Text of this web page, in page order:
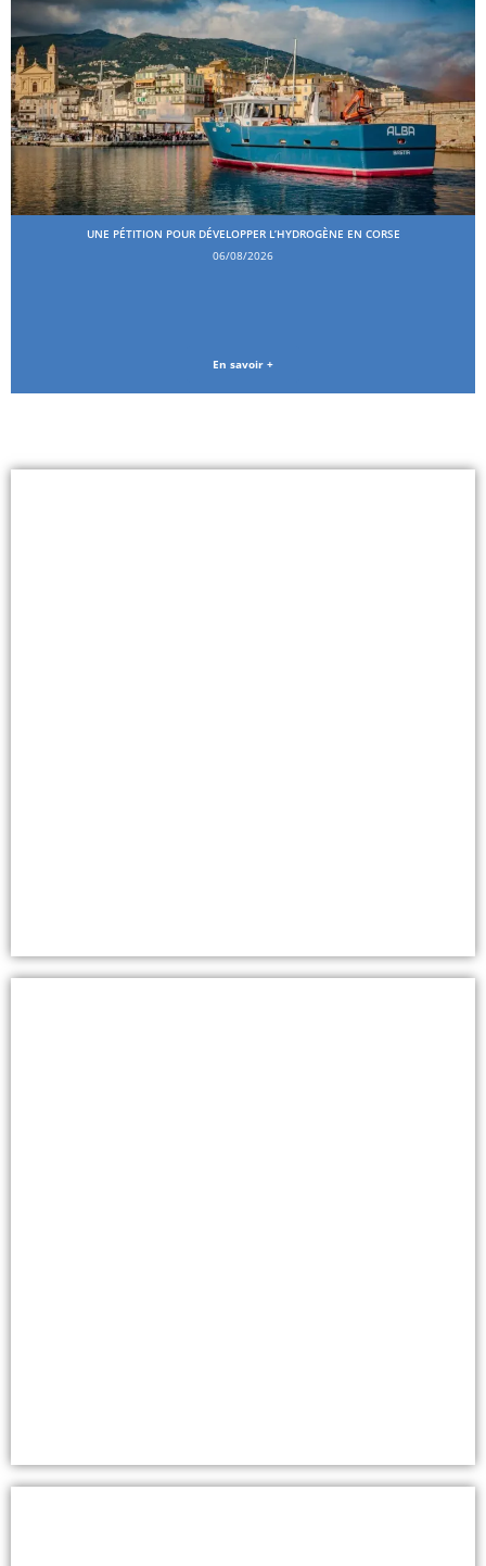
UNE PÉTITION POUR DÉVELOPPER L’HYDROGÈNE EN CORSE
06/08/2026
En savoir +